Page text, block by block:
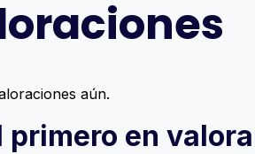
aún.
primero en